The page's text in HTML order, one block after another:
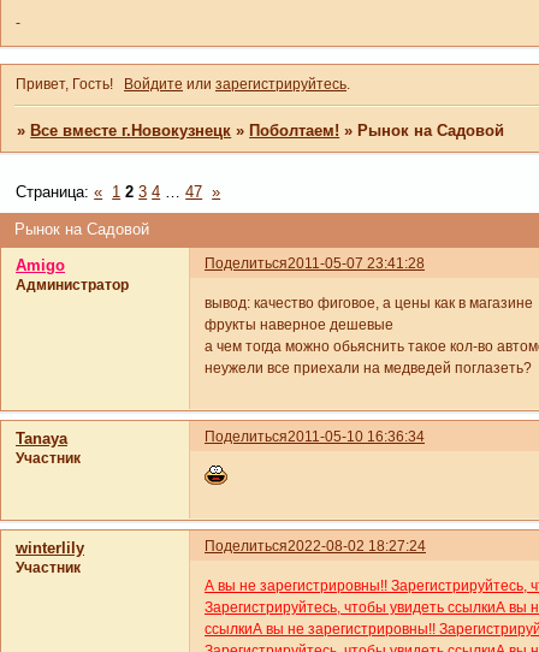
-
Привет, Гость! Войдите или зарегистрируйтесь.
»Все вместе г.Новокузнецк »Поболтаем! »Рынок на Садовой
Рынок на Садовой
Страница:« 1 2 3 4 … 47 »
Поделиться2011-05-07 23:41:28
Amigo
Администратор
вывод: качество фиговое, а цены как в магазине
фрукты наверное дешевые
а чем тогда можно обьяснить такое кол-во
неужели все приехали на медведей поглазеть?
Поделиться2011-05-10 16:36:34
Tanaya
Участник
Поделиться2022-08-02 18:27:24
winterlily
Участник
А вы не зарегистрировны!! Зарегистрируйтесь,
Зарегистрируйтесь, чтобы увидеть ссылкиА вы
ссылкиА вы не зарегистрировны!!